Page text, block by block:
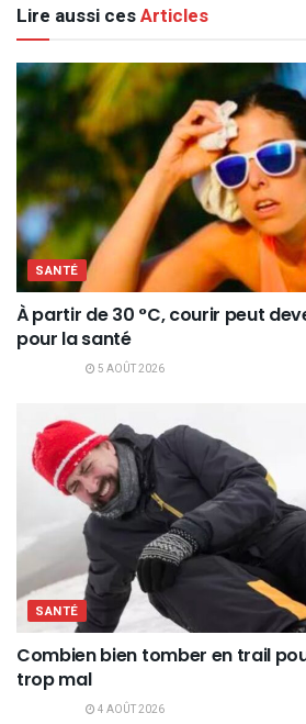
Lire aussi cesArticles
SANTÉ
À partir de 30 °C, courir peut
pour la santé
5 AOÛT 2026
SANTÉ
Combien bien tomber en trail
trop mal
4 AOÛT 2026